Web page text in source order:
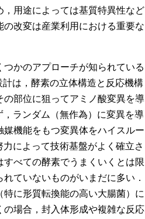
用途によっては基質特異性など
改変は産業利用における重要な
かのアプローチが知られている
計は，酵素の立体構造と反応機構
部位に狙ってアミノ酸変異を導
，ランダム（無作為）に変異を導
機能をもつ変異体をハイスルー
によって技術基盤がよく確立さ
べての酵素でうまくいくとは限
ていないものがいまだに多い．
に形質転換能の高い大腸菌）に
場合，封入体形成や複雑な反応